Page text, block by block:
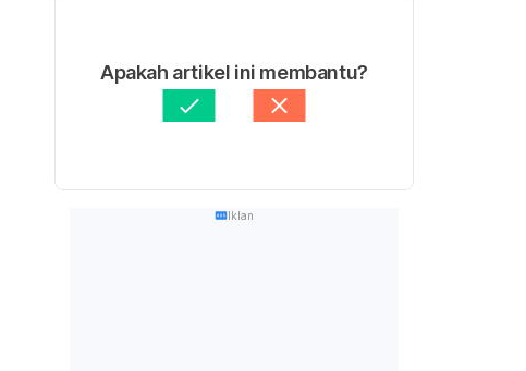
Apakah artikel ini membantu?
Iklan